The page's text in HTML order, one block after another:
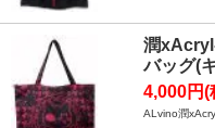
潤
バッグ(
4,000円(
ALvino潤